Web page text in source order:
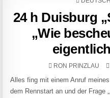
24 h Duisburg
„Wie
AUTHOR:
RON PRINZLAU
Alles fing mit einem Anruf
dem Rennstart an und der Frage